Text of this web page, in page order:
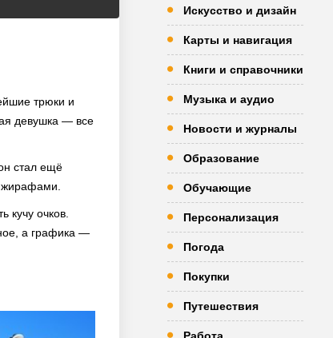
трюки и
девушка — все
стал ещё
кучу очков.
а графика —
Искусство и дизайн
Карты и навигация
Книги и справочники
Музыка и аудио
Новости и журналы
Образование
Обучающие
Персонализация
Погода
Покупки
Путешествия